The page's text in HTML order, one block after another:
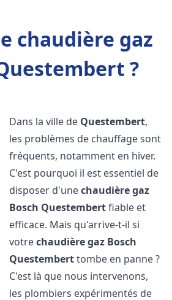
chaudière gaz
?
Dans la ville de Questembert,
les problèmes de chauffage sont
fréquents, notamment en hiver.
C'est pourquoi il est essentiel de
disposer d'unechaudière gaz
Bosch Questembertfiable et
efficace. Mais qu'arrive-t-il si
votrechaudière gaz Bosch
Questemberttombe en panne ?
C'est là que nous intervenons,
les plombiers expérimentés de